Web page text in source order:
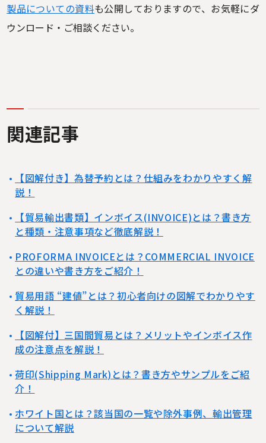
製品についての資料も公開しておりますので、お気軽にダ
ウンロード・ご相談ください。
関連記事
【図解付き】為替予約とは？仕組みをわかりやすく解
説！
【貿易輸出書類】インボイス(INVOICE)とは？書き方
と種類・注意事項など徹底解説！
PROFORMA INVOICEとは？COMMERCIAL INVOICE
との違いや書き方をご紹介！
貿易用語 “建値”とは？初心者向けの図解でわかりやす
く解説！
【図解付】三国間貿易とは？メリットやインボイス作
成の注意点を解説！
荷印(Shipping Mark)とは？書き方やサンプルをご紹
介！
ホワイト国とは？該当国の一覧や除外事例、輸出管理
について解説